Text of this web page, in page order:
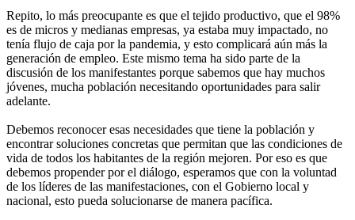
Repito, lo más preocupante es que el tejido productivo, que el 98%
es de micros y medianas empresas, ya estaba muy impactado, no
tenía flujo de caja por la pandemia, y esto complicará aún más la
generación de empleo. Este mismo tema ha sido parte de la
discusión de los manifestantes porque sabemos que hay muchos
jóvenes, mucha población necesitando oportunidades para salir
adelante.
Debemos reconocer esas necesidades que tiene la población y
encontrar soluciones concretas que permitan que las condiciones de
vida de todos los habitantes de la región mejoren. Por eso es que
debemos propender por el diálogo, esperamos que con la voluntad
de los líderes de las manifestaciones, con el Gobierno local y
nacional, esto pueda solucionarse de manera pacífica.